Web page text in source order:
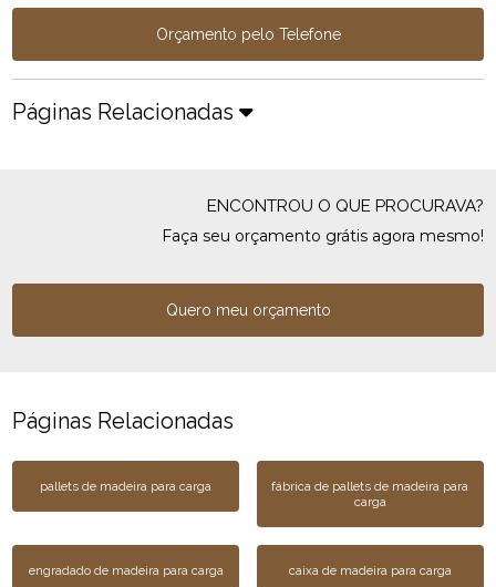
Orçamento pelo Telefone
Páginas Relacionadas
ENCONTROU O QUE PROCURAVA?
Faça seu orçamento grátis agora mesmo!
Quero meu orçamento
Páginas Relacionadas
pallets de madeira para carga
fábrica de pallets de madeira para
carga
engradado de madeira para carga caixa de madeira para carga